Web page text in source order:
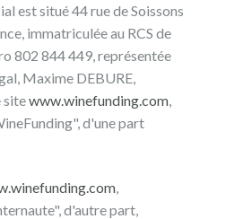
est situé 44 rue de Soissons
immatriculée au RCS de
802 844 449, représentée
Maxime DEBURE,
sitewww.winefunding.com
d'une part
d'autre part,